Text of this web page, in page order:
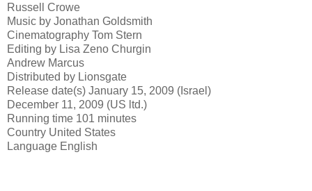
Russell Crowe
Music by Jonathan Goldsmith
Cinematography Tom Stern
Editing by Lisa Zeno Churgin
Andrew Marcus
Distributed by Lionsgate
Release date(s) January 15, 2009 (Israel)
December 11, 2009 (US ltd.)
Running time 101 minutes
Country United States
Language English